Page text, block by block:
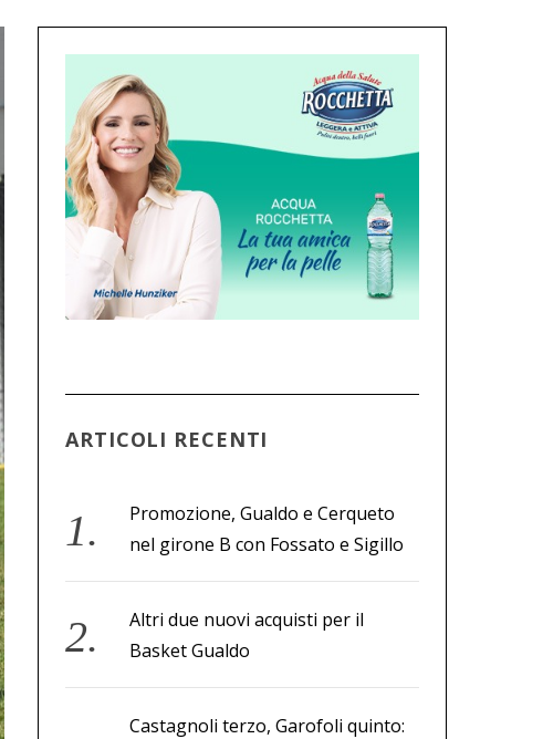
ARTICOLI RECENTI
Promozione, Gualdo e Cerqueto
nel girone B con Fossato e Sigillo
Altri due nuovi acquisti per il
Basket Gualdo
Castagnoli terzo, Garofoli quinto: